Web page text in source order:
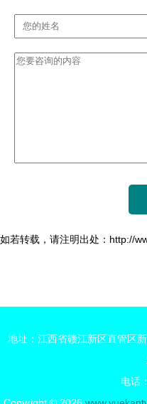
如若转载，请注明出处：http://
地址：江西省赣江新区直管区
电话